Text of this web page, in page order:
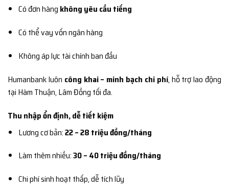
Có đơn hàng không yêu cầu tiếng
Có thể vay vốn ngân hàng
Không áp lực tài chính ban đầu
Humanbank luôn công khai – minh bạch chi phí, hỗ trợ lao động
tại Hàm Thuận, Lâm Đồng tối đa.
Thu nhập ổn định, dễ tiết kiệm
Lương cơ bản:22 – 28 triệu đồng/tháng
Làm thêm nhiều:30 – 40 triệu đồng/tháng
Chi phí sinh hoạt thấp, dễ tích lũy